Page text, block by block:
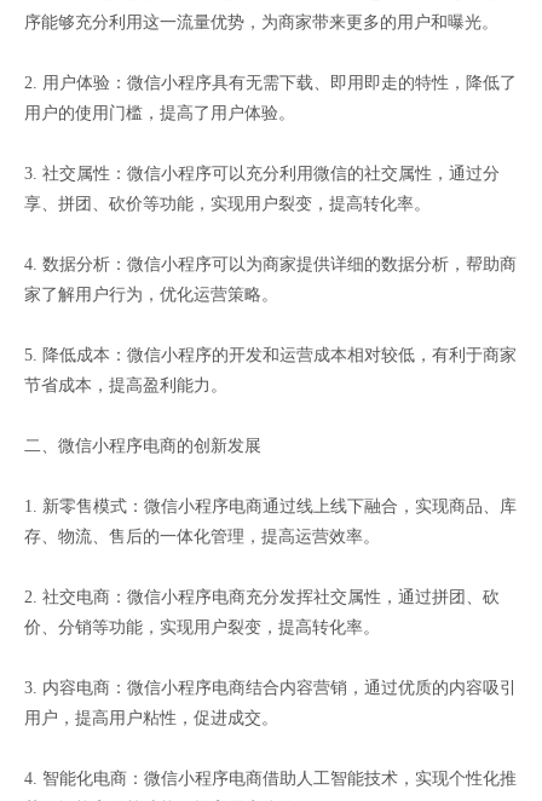
序能够充分利用这一流量优势，为商家带来更多的用户和曝光。
2. 用户体验：微信小程序具有无需下载、即用即走的特性，降低了
用户的使用门槛，提高了用户体验。
3. 社交属性：微信小程序可以充分利用微信的社交属性，通过分
享、拼团、砍价等功能，实现用户裂变，提高转化率。
4. 数据分析：微信小程序可以为商家提供详细的数据分析，帮助商
家了解用户行为，优化运营策略。
5. 降低成本：微信小程序的开发和运营成本相对较低，有利于商家
节省成本，提高盈利能力。
二、微信小程序电商的创新发展
1. 新零售模式：微信小程序电商通过线上线下融合，实现商品、库
存、物流、售后的一体化管理，提高运营效率。
2. 社交电商：微信小程序电商充分发挥社交属性，通过拼团、砍
价、分销等功能，实现用户裂变，提高转化率。
3. 内容电商：微信小程序电商结合内容营销，通过优质的内容吸引
用户，提高用户粘性，促进成交。
4. 智能化电商：微信小程序电商借助人工智能技术，实现个性化推